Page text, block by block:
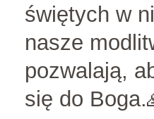
świętych w
nasze
pozwalają,
się do